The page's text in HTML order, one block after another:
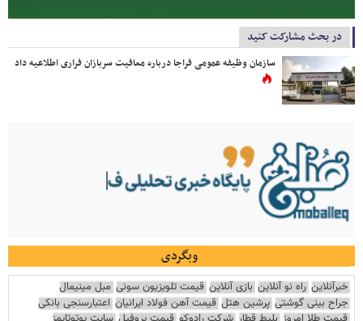
در بحث مشارکت کنید
سازمان وظیفه عمومی فراجا درباره معافیت سربازان فراری اطلاعیه داد
وبگردی
خبرآنلاین راه نو آنلاین بازی آنلاین قیمت تلویزیون سونی مبل مینیمال
جراح بینی گوشتی پرشین هتل قیمت آهن فولاد ایرانیان اعتبارسنجی بانکی